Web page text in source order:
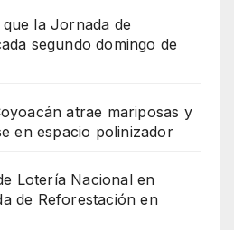
la Jornada de
segundo domingo de
atrae mariposas y
en espacio polinizador
Lotería Nacional en
de Reforestación en